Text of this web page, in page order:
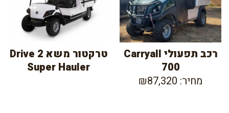
רכב תפעולי Carryall
700
מחיר: ₪87,320
טרקטור משא Drive 2
Super Hauler